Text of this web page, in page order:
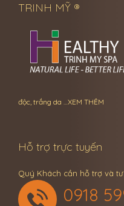
TRINH MỸ ®
độc, trắng da …XEM THÊM
Hỗ trợ trực tuyến
Quý Khách cần hỗ trợ và
0918